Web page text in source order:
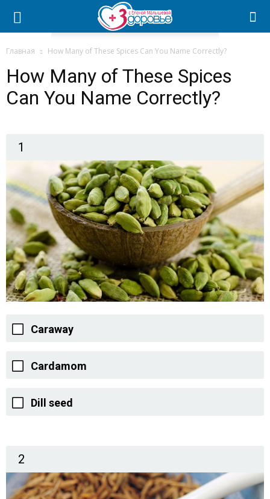
Главная How Many of These Spices Can You Name Correctly?
How Many of These Spices
Can You Name Correctly?
1
Caraway
Cardamom
Dill seed
2